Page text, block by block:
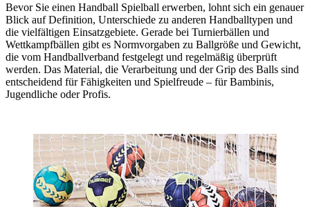
Bevor Sie einen Handball Spielball erwerben, lohnt sich ein genauer
Blick auf Definition, Unterschiede zu anderen Handballtypen und
die vielfältigen Einsatzgebiete. Gerade bei Turnierbällen und
Wettkampfbällen gibt es Normvorgaben zu Ballgröße und Gewicht,
die vom Handballverband festgelegt und regelmäßig überprüft
werden. Das Material, die Verarbeitung und der Grip des Balls sind
entscheidend für Fähigkeiten und Spielfreude – für Bambinis,
Jugendliche oder Profis.